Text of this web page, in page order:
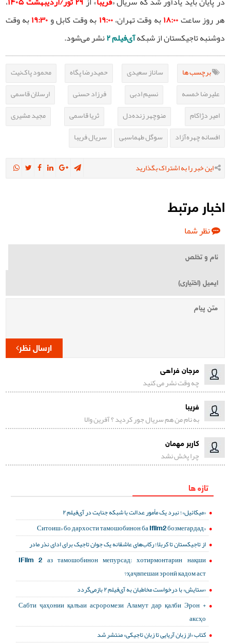
هر روز ساعت۱۸:۰۰به وقت تهران،۱۹:۰۰به وقت کابل و۱۹:۳۰به وقت
دوشنبه تاجیکستان از شبکهآی‌فیلم ۲ نشر می‌شود.
برچسب ها ساناز سعیدی حمیدرضا پگاه
محمود پاک‌نیت
علیرضا خمسه
نسیم ادبی فرزاد حسنی
ارسلان قاسمی
امیر دژاکام
منوچهر زنده‌دل ثریا قاسمی
مجید مشیری
افسانه چهره‌آزاد
سوگل طهماسبی سریال فریبا
این خبر را به اشتراک بگذارید
اخبار مرتبط
نظر شما
ارسال نظر
مرجان فراهی
چه وقت نشر می کنید
فریبا
به نام من هم سریال جور کردید ؟ آفرین والا
کاربر مهمان
چرا پخش نشد
تازه ها
«میکائیل»؛ نبرد یک مأمور عدالت با شبکه جنایت در آی‌فیلم ۲
«Ситоиш» бо дархости тамошобинон ба Ifilm2 бозмегардад
از تاجیکستان تا کربلا؛ رکاب‌های عاشقانه یک جوان تاجیک برای ادای نذر مادر
IFilm 2 аз тамошобинон мепурсад: хотирмонтарин нақши
ҳаҷвпешаи эронӣ кадом аст?
«ستایش» با درخواست مخاطبان به آی‌فیلم ۲ بازمی‌گردد
Сабти ҷаҳонии қалъаи асроромези Аламут дар қалби Эрон +
аксҳо
کتاب «از زبان آریایی تا زبان تاجیکی» منتشر شد